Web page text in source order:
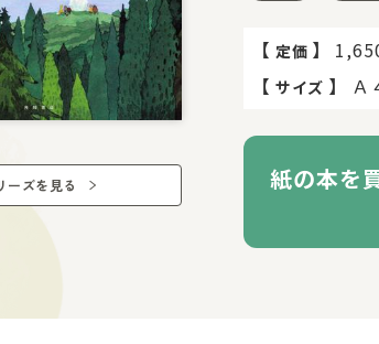
ーズを見る
【 定価 】
【 サイズ 】 Ａ
紙の本を